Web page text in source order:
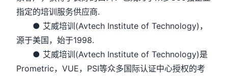
指定的培训服务供应商.
● 艾威培训(Avtech Institute of Technology)，
源于美国，始于1998.
● 艾威培训(Avtech Institute of Technology)是
Prometric，VUE，PSI等众多国际认证中心授权的考